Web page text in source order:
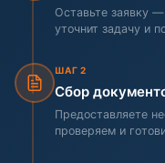
Оставьте заявку
уточнит задачу и
ШАГ 2
Сбор
Предоставляете
проверяем и